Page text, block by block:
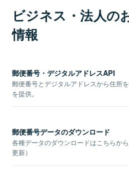
ビジネス・法人の
情報
郵便番号・デジタルアドレスAPI
郵便番号とデジタルアドレスから住所
を提供。
郵便番号データのダウンロード
各種データのダウンロードはこちらか
更新）